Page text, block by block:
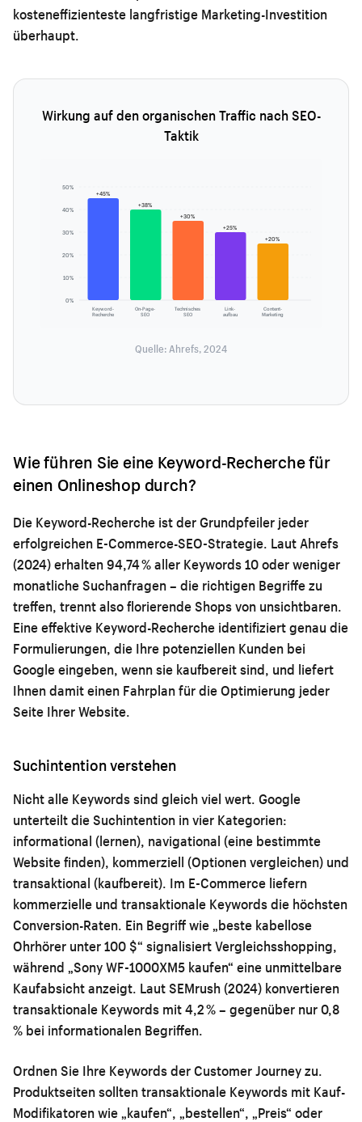
kosteneffizienteste langfristige Marketing-Investition
überhaupt.
Wirkung auf den organischen Traffic nach SEO-
Taktik
0%
10%
20%
30%
40%
50%
+45%
+38%
+30%
+25%
+20%
Keyword-
Recherche
On-Page-
SEO
Technisches
SEO
Link-
aufbau
Content-
Marketing
Quelle: Ahrefs, 2024
Wie führen Sie eine Keyword-Recherche für
einen Onlineshop durch?
Die Keyword-Recherche ist der Grundpfeiler jeder
erfolgreichen E-Commerce-SEO-Strategie. Laut Ahrefs
(2024) erhalten 94,74 % aller Keywords 10 oder weniger
monatliche Suchanfragen – die richtigen Begriffe zu
treffen, trennt also florierende Shops von unsichtbaren.
Eine effektive Keyword-Recherche identifiziert genau die
Formulierungen, die Ihre potenziellen Kunden bei
Google eingeben, wenn sie kaufbereit sind, und liefert
Ihnen damit einen Fahrplan für die Optimierung jeder
Seite Ihrer Website.
Suchintention verstehen
Nicht alle Keywords sind gleich viel wert. Google
unterteilt die Suchintention in vier Kategorien:
informational (lernen), navigational (eine bestimmte
Website finden), kommerziell (Optionen vergleichen) und
transaktional (kaufbereit). Im E-Commerce liefern
kommerzielle und transaktionale Keywords die höchsten
Conversion-Raten. Ein Begriff wie „beste kabellose
Ohrhörer unter 100 $“ signalisiert Vergleichsshopping,
während „Sony WF-1000XM5 kaufen“ eine unmittelbare
Kaufabsicht anzeigt. Laut SEMrush (2024) konvertieren
transaktionale Keywords mit 4,2 % – gegenüber nur 0,8
% bei informationalen Begriffen.
Ordnen Sie Ihre Keywords der Customer Journey zu.
Produktseiten sollten transaktionale Keywords mit Kauf-
Modifikatoren wie „kaufen“, „bestellen“, „Preis“ oder